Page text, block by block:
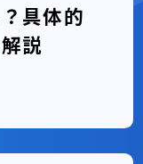
具体的
説